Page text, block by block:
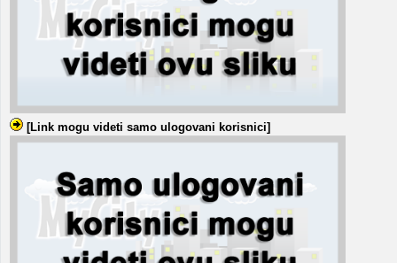
[Link mogu videti samo ulogovani korisnici]